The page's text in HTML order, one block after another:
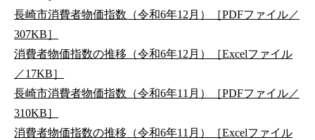
長崎市消費者物価指数（令和6年12月）［PDFファイル／
307KB］
消費者物価指数の推移（令和6年12月）［Excelファイル
／17KB］
長崎市消費者物価指数（令和6年11月）［PDFファイル／
310KB］
消費者物価指数の推移（令和6年11月）［Excelファイル